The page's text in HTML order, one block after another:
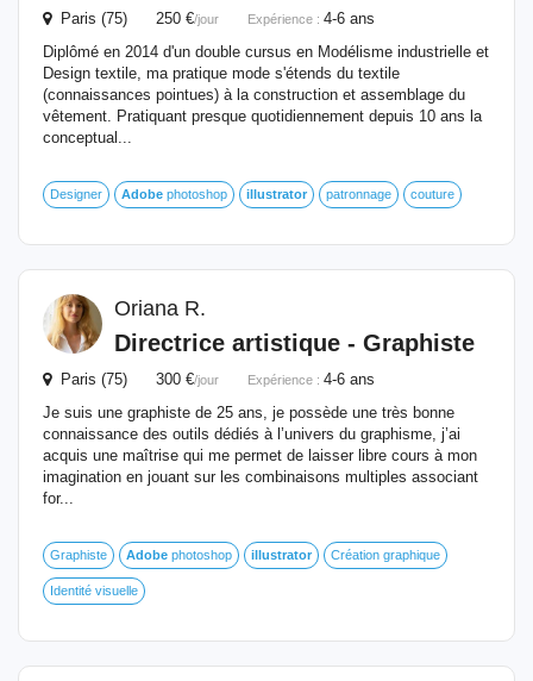
Paris (75) 250 €/jour Expérience : 4-6 ans
Diplômé en 2014 d'un double cursus en Modélisme industrielle et
Design textile, ma pratique mode s'étends du textile
(connaissances pointues) à la construction et assemblage du
vêtement. Pratiquant presque quotidiennement depuis 10 ans la
conceptual...
Designer Adobe photoshop illustrator patronnage couture
Oriana R.
Directrice artistique - Graphiste
Paris (75) 300 €/jour Expérience : 4-6 ans
Je suis une graphiste de 25 ans, je possède une très bonne
connaissance des outils dédiés à l’univers du graphisme, j’ai
acquis une maîtrise qui me permet de laisser libre cours à mon
imagination en jouant sur les combinaisons multiples associant
for...
Graphiste Adobe photoshop illustrator Création graphique
Identité visuelle